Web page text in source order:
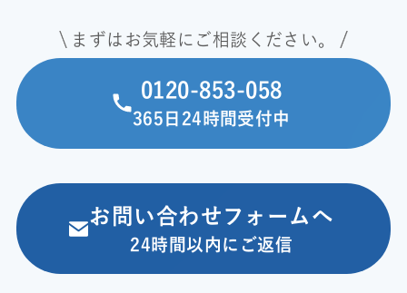
まずはお気軽にご相談ください。
0120-853-058
365日24時間受付中
お問い合わせフォームへ
24時間以内にご返信